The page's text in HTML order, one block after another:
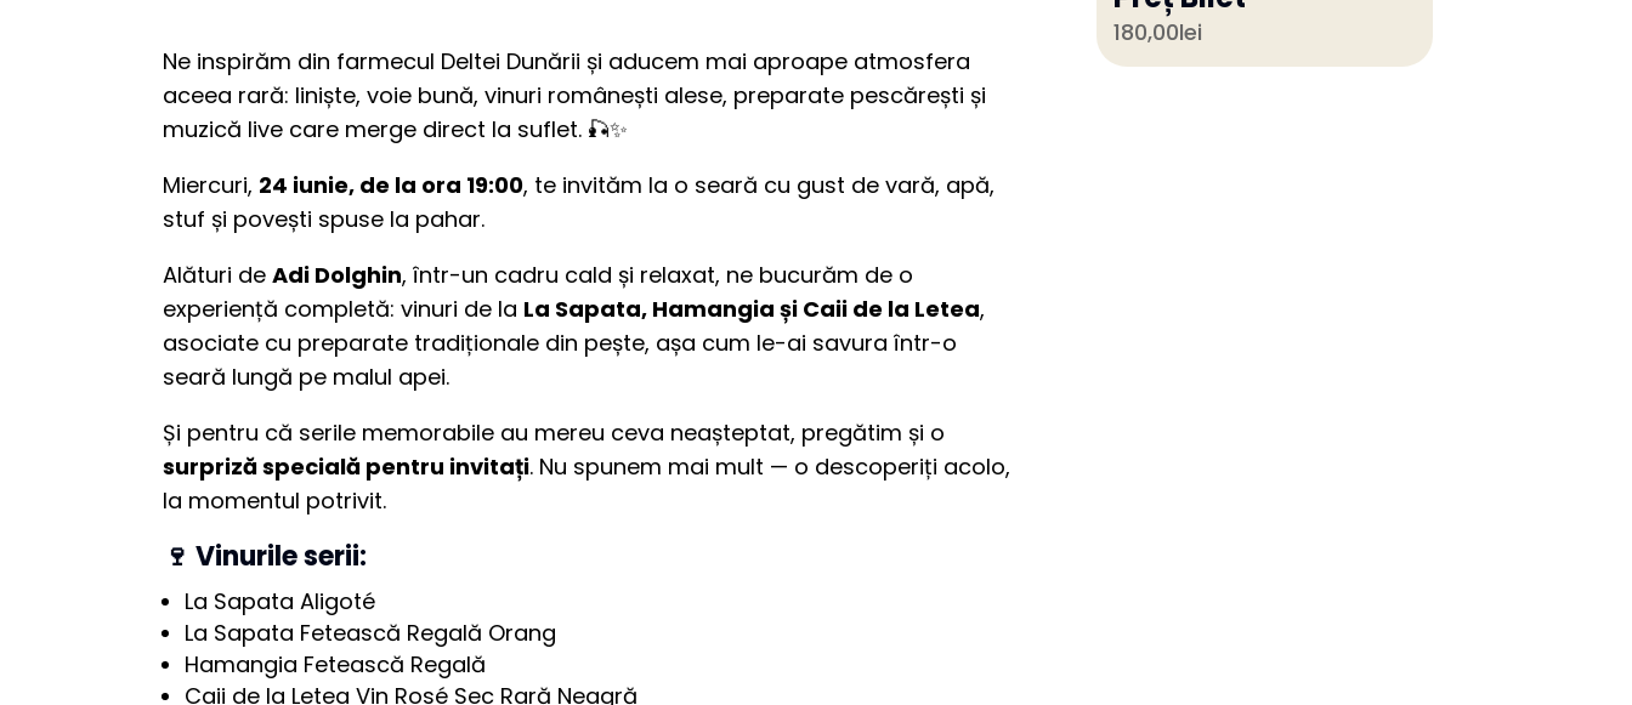
Ne inspirăm din farmecul Deltei Dunării și aducem mai aproape atmosfera
aceea rară: liniște, voie bună, vinuri românești alese, preparate pescărești și
muzică live care merge direct la suflet. 🎣✨
Miercuri, 24 iunie, de la ora 19:00, te invităm la o seară cu gust de vară, apă,
stuf și povești spuse la pahar.
Alături deAdi Dolghin, într-un cadru cald și relaxat, ne bucurăm de o
experiență completă: vinuri de la La Sapata, Hamangia și Caii de la Letea,
asociate cu preparate tradiționale din pește, așa cum le-ai savura într-o
seară lungă pe malul apei.
Și pentru că serile memorabile au mereu ceva neașteptat, pregătim și o
surpriză specială pentru invitați. Nu spunem mai mult — o descoperiți acolo,
la momentul potrivit.
🍷 Vinurile serii:
La Sapata Aligoté
La Sapata Fetească Regală Orang
Hamangia Fetească Regală
Caii de la Letea Vin Rosé Sec Rară Neagră
180,00lei